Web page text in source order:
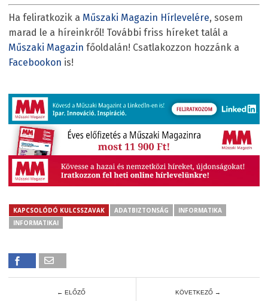
Ha feliratkozik a Műszaki Magazin Hírlevelére, sosem
marad le a híreinkről! További friss híreket talál a
Műszaki Magazin főoldalán! Csatlakozzon hozzánk a
Facebookon is!
KAPCSOLÓDÓ KULCSSZAVAK ADATBIZTONSÁG
INFORMATIKA
INFORMATIKAI
← ELŐZŐ KÖVETKEZŐ →